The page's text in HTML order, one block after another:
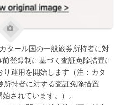
タール国の一般旅券所持者に対
登録制に基づく査証免除措置に
り運用を開始します（注：カタ
所持者に対する査証免除措置
されています。）。